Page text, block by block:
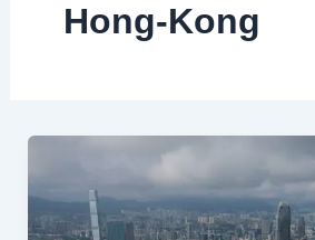
Hong-Kong